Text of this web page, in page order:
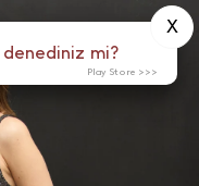
denediniz mi?
X
Play Store >>>